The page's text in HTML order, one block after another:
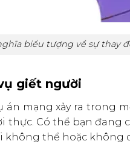
biểu tượng về sự thay
giết người
mạng xảy ra trong
Có thể bạn đang
thể hoặc không